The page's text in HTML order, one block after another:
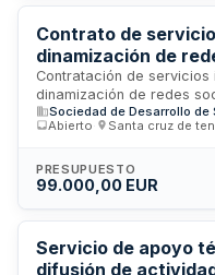
ejecución técnica y
de calidad para difusión
comunicacionales.
Contrato de
dinamización de
Sociedad de
Tenerife
Contratación de
dinamización de redes
Desarrollo de Santa Cruz
generación de
Los objetivos
reforzar el
digital a ciudadanía y
inversiones publicitarias
medición objetiva de
Sociedad de Desarrollo de
Abierto
Santa cruz de
PRESUPUESTO
99.000,00 EUR
Servicio de apoyo
difusión de